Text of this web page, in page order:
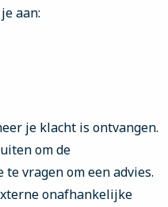
aan:
je klacht is ontvangen.
om de
vragen om een advies.
onafhankelijke